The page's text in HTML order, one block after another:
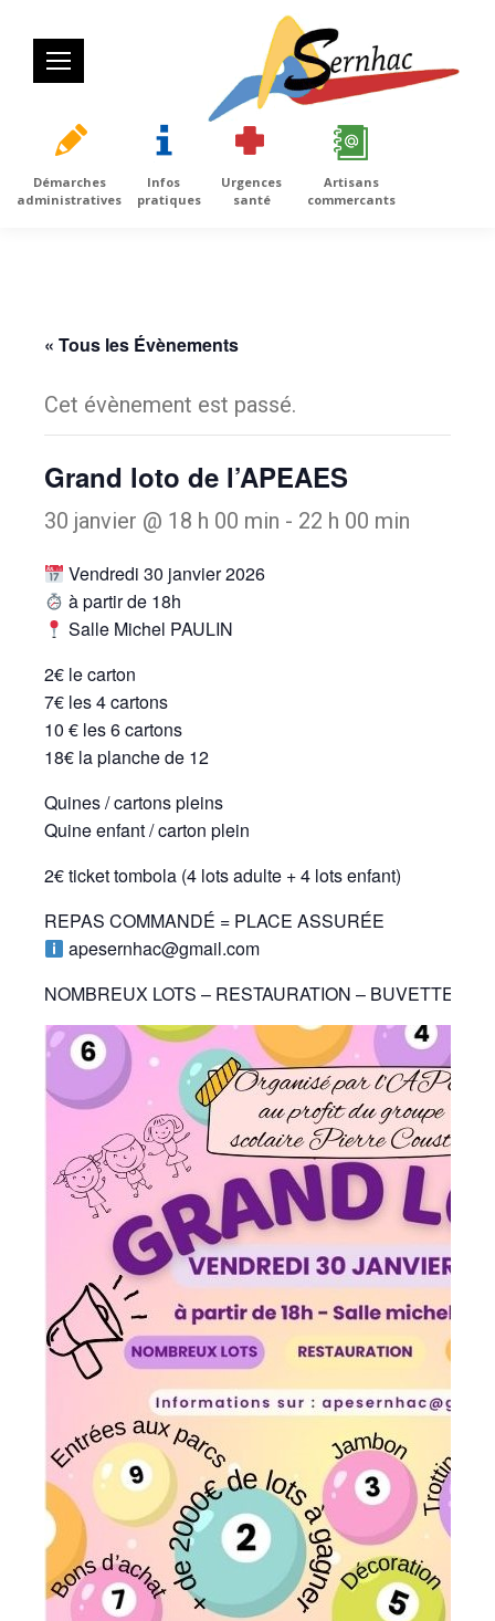
Démarches
administratives
Infos
pratiques
Urgences
santé
Artisans
commercants
« Tous les Évènements
Cet évènement est passé.
Grand loto de l’APEAES
30 janvier @ 18 h 00 min - 22 h 00 min
Vendredi 30 janvier 2026
à partir de 18h
Salle Michel PAULIN
2€ le carton
7€ les 4 cartons
10 € les 6 cartons
18€ la planche de 12
Quines / cartons pleins
Quine enfant / carton plein
2€ ticket tombola (4 lots adulte + 4 lots enfant)
REPAS COMMANDÉ = PLACE ASSURÉE
apesernhac@gmail.com
NOMBREUX LOTS – RESTAURATION – BUVETTE